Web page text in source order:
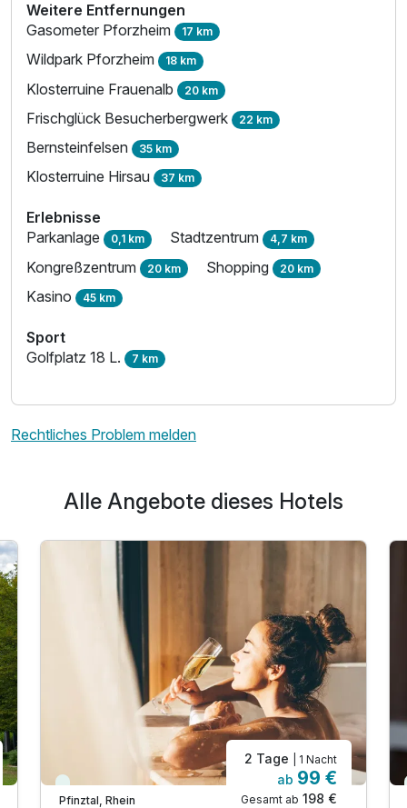
Zusatznächte
Für 3 Tage
Weitere Entfernungen
Gasometer Pforzheim 17 km
Wildpark Pforzheim 18 km
Klosterruine Frauenalb 20 km
Frischglück Besucherbergwerk 22 km
Bernsteinfelsen 35 km
Klosterruine Hirsau 37 km
Erlebnisse
Parkanlage 0,1 km Stadtzentrum 4,7 km
Kongreßzentrum 20 km Shopping 20 km
Kasino 45 km
Sport
Golfplatz 18 L. 7 km
Rechtliches Problem melden
Alle Angebote dieses Hotels
Immer verfügbar
Pfinztal, Rhein
2 Tage | 1 Nacht
ab 99 €
Gesamt ab 198 €